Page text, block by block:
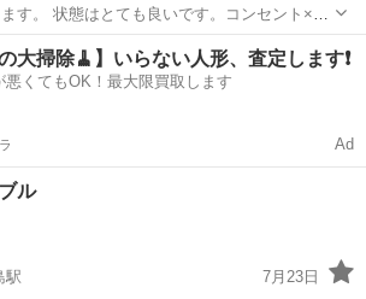
す。 状態はとても良いです。コンセント×2
いてます。サイズは2枚目の写真をご覧くだ
引取がおすすめです。
丘駅 テーブル
の大掃除🧹】いらない人形、査定します❗️
悪くてもOK！最大限買取します
Ad
ル
駅
7月23日